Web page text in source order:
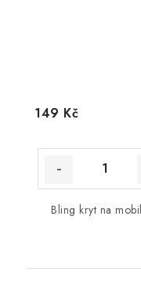
149 Kč
Bling kryt na